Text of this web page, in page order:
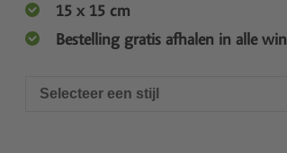
15 x 15 cm
Bestelling gratis afhalen in alle
Selecteer een stijl